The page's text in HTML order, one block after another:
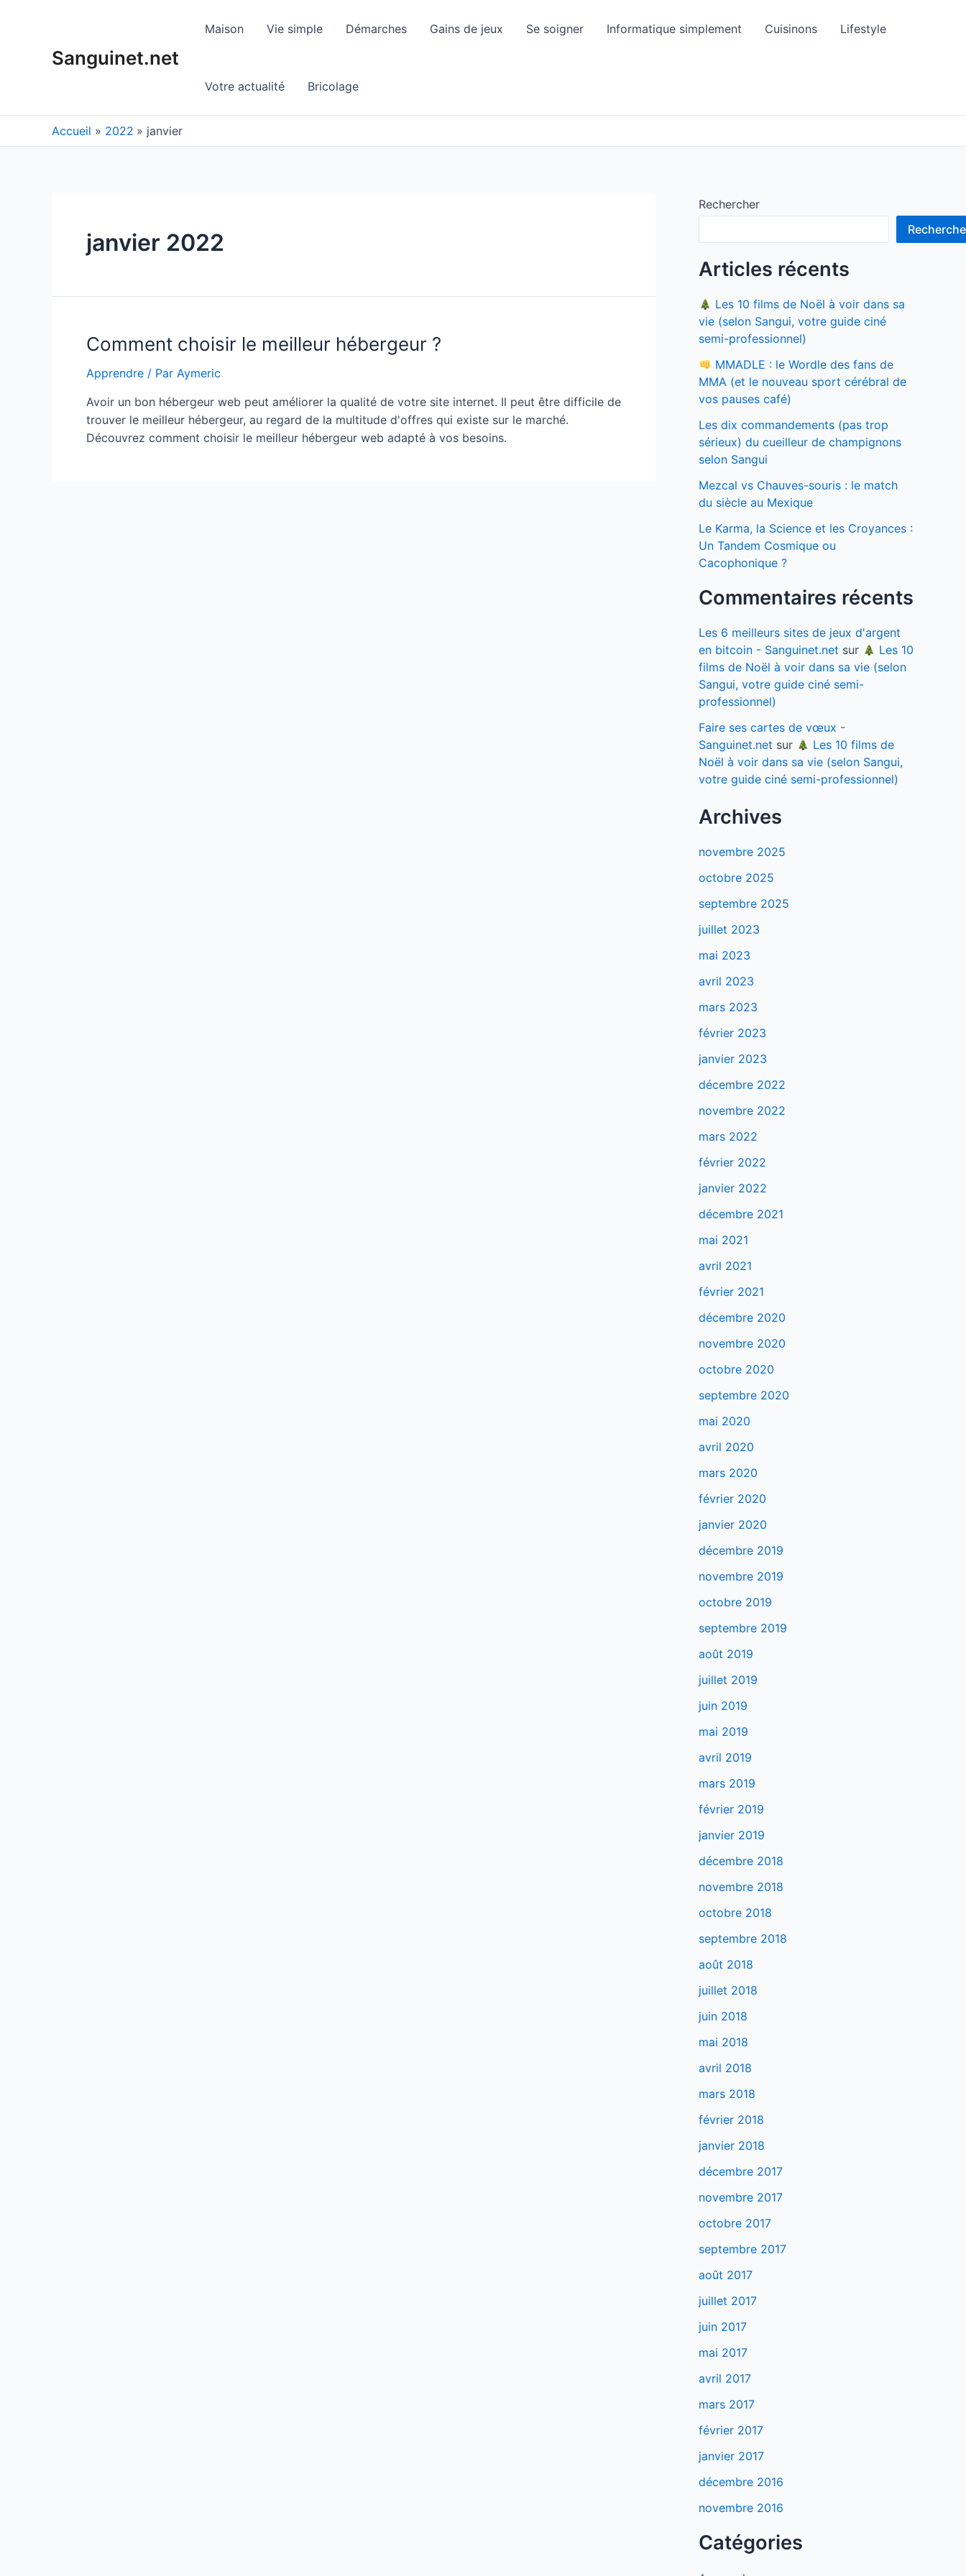
Sanguinet.net
Maison Vie simple Démarches Gains de jeux Se soigner Informatique simplement Cuisinons Lifestyle
Votre actualité Bricolage
Accueil 2022 janvier
janvier 2022
Comment choisir le meilleur hébergeur ?
Apprendre / Par Aymeric
Avoir un bon hébergeur web peut améliorer la qualité de votre site internet. Il peut être difficile de
trouver le meilleur hébergeur, au regard de la multitude d'offres qui existe sur le marché.
Découvrez comment choisir le meilleur hébergeur web adapté à vos besoins.
Rechercher
Articles récents
Les 10 films de Noël à voir dans sa
vie (selon Sangui, votre guide ciné
semi-professionnel)
MMADLE : le Wordle des fans de
MMA (et le nouveau sport cérébral de
vos pauses café)
Les dix commandements (pas trop
sérieux) du cueilleur de champignons
selon Sangui
Mezcal vs Chauves-souris : le match
du siècle au Mexique
Le Karma, la Science et les Croyances :
Un Tandem Cosmique ou
Cacophonique ?
Commentaires récents
Les 6 meilleurs sites de jeux d'argent
en bitcoin - Sanguinet.net sur
Les 10
films de Noël à voir dans sa vie (selon
Sangui, votre guide ciné semi-
professionnel)
Faire ses cartes de vœux -
Sanguinet.net sur
Les 10 films de
Noël à voir dans sa vie (selon Sangui,
votre guide ciné semi-professionnel)
Archives
novembre 2025
octobre 2025
septembre 2025
juillet 2023
mai 2023
avril 2023
mars 2023
février 2023
janvier 2023
décembre 2022
novembre 2022
mars 2022
février 2022
janvier 2022
décembre 2021
mai 2021
avril 2021
février 2021
décembre 2020
novembre 2020
octobre 2020
septembre 2020
mai 2020
avril 2020
mars 2020
février 2020
janvier 2020
décembre 2019
novembre 2019
octobre 2019
septembre 2019
août 2019
juillet 2019
juin 2019
mai 2019
avril 2019
mars 2019
février 2019
janvier 2019
décembre 2018
novembre 2018
octobre 2018
septembre 2018
août 2018
juillet 2018
juin 2018
mai 2018
avril 2018
mars 2018
février 2018
janvier 2018
décembre 2017
novembre 2017
octobre 2017
septembre 2017
août 2017
juillet 2017
juin 2017
mai 2017
avril 2017
mars 2017
février 2017
janvier 2017
décembre 2016
novembre 2016
Catégories